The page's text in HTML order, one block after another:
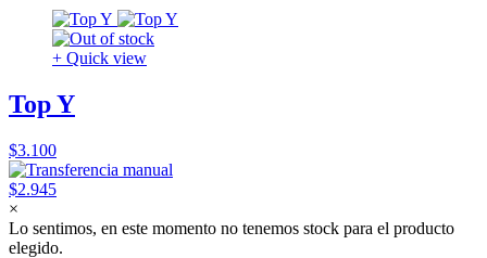
+ Quick view
Top Y
$3.100
$2.945
×
Lo sentimos, en este momento no tenemos stock para el producto
elegido.